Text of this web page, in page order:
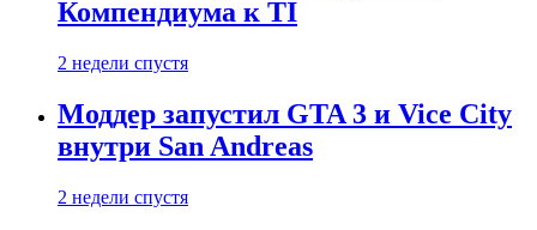
Компендиума к TI
2 недели спустя
Моддер запустил GTA 3 и Vice City
внутри San Andreas
2 недели спустя